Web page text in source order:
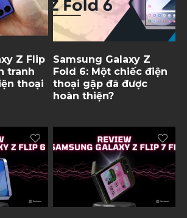
Z Flip
tranh
thoại
Samsung Galaxy Z
Fold 6: Một chiếc điện
thoại gập đã được
hoàn thiện?